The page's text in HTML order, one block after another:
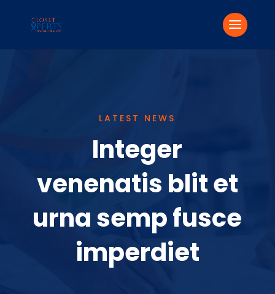
LATEST NEWS
Integer
venenatis blit et
urna semp fusce
imperdiet